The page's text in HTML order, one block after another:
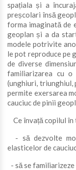
spațiala și a
preșcolari însă
forma imaginată de
geoplan și a da
modele potrivite
le pot reproduce pe
de diverse
familiarizarea cu o
(unghiuri, triunghiul,
permite exersarea
cauciuc de pinii
Ce învață copilul în
- să dezvolte
elasticelor de
- să se